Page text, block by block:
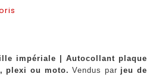
impériale | Autocollant plaque
plexi ou moto. Vendus par jeu de